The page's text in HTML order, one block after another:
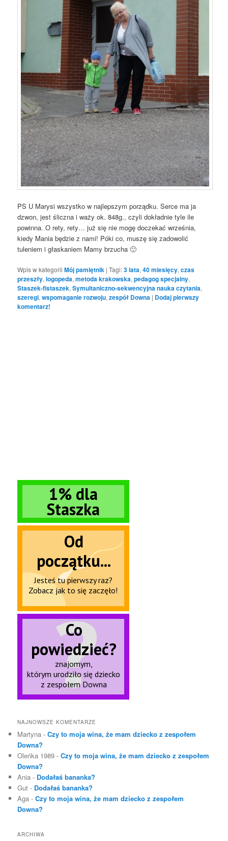
PS U Marysi wszystko w najlepszym porządku. Serce ma ja
dzwon, jest śliczna i waży ok. 848g., czyli dokładnie tyle ile
powinna. O rety, rety… już się nie mogę doczekać września,
kiedy Mania będzie z nami! Póki co, muszę się zadowolić
tuleniem i głaskaniem Mamy brzucha 🙂
Wpis w kategoriiMój pamiętnik |Tagi:3 lata,40 miesięcy,czas
przeszły,logopeda,metoda krakowska,pedagog specjalny,
Staszek-fistaszek,Symultaniczno-sekwencyjna nauka czytania,
szeregi,wspomaganie rozwoju,zespół Downa | Dodaj pierwszy
komentarz!
NAJNOWSZE KOMENTARZE
Martyna -Czy to moja wina, że mam dziecko z zespołem
Downa?
Oleńka 1989 -Czy to moja wina, że mam dziecko z zespołem
Downa?
Ania - Dodałaś bananka?
Gut - Dodałaś bananka?
Aga -Czy to moja wina, że mam dziecko z zespołem
Downa?
ARCHIWA